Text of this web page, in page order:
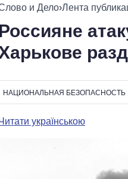
ВСЕ
и Дело›Лента
Россияне
НАЦИОНАЛЬНАЯ БЕЗОПАСНОСТЬ
українською